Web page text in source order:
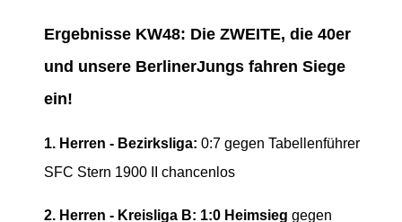
Ergebnisse KW48: Die ZWEITE, die 40er
und unsere BerlinerJungs fahren Siege
ein!
1. Herren - Bezirksliga: 0:7 gegen Tabellenführer
SFC Stern 1900 II chancenlos
2. Herren - Kreisliga B: 1:0 Heimsieg gegen